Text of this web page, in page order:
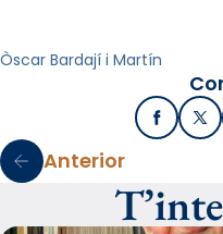
Òscar Bardají i Martín
X
Anterior